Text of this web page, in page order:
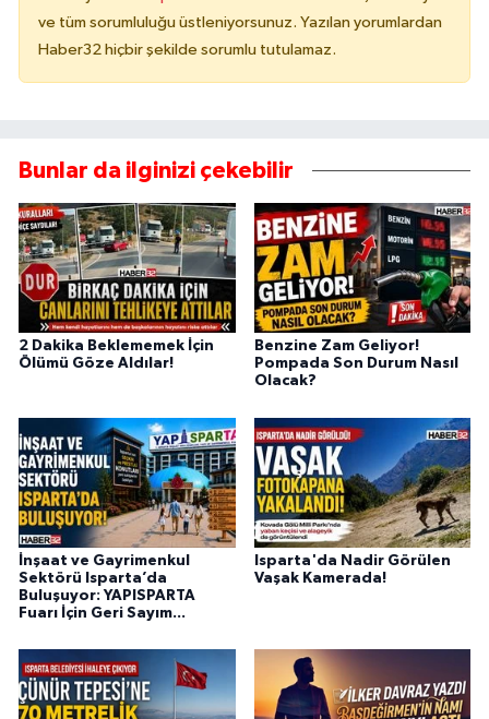
ve tüm sorumluluğu üstleniyorsunuz. Yazılan yorumlardan
Haber32 hiçbir şekilde sorumlu tutulamaz.
Bunlar da ilginizi çekebilir
2 Dakika Beklememek İçin
Ölümü Göze Aldılar!
Benzine Zam Geliyor!
Pompada Son Durum Nasıl
Olacak?
İnşaat ve Gayrimenkul
Sektörü Isparta’da
Buluşuyor: YAPISPARTA
Fuarı İçin Geri Sayım...
Isparta'da Nadir Görülen
Vaşak Kamerada!